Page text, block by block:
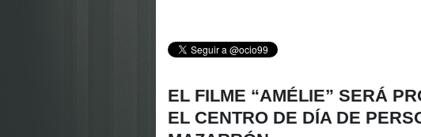
EL FILME “AMÉLIE” SERÁ
EL CENTRO DE DÍA DE